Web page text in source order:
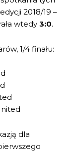
2018/19 –
wtedy 3:0.
1/4 finału:
dla